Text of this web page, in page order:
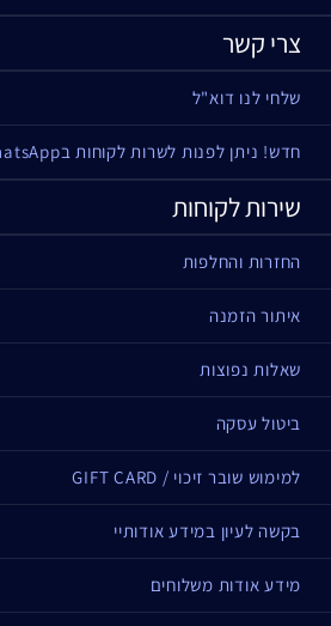
צרי קשר
שלחי לנו דוא"ל
חדש! ניתן לפנות לשרות לקוחות בWhatsApp
שירות לקוחות
החזרות והחלפות
איתור הזמנה
שאלות נפוצות
ביטול עסקה
למימוש שובר זיכוי / GIFT CARD
בקשה לעיון במידע אודותיי
מידע אודות משלוחים